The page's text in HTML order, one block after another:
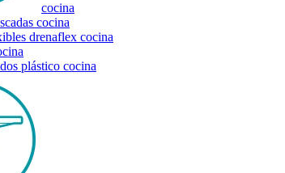
cocina
cocina
drenaflex cocina
plástico cocina